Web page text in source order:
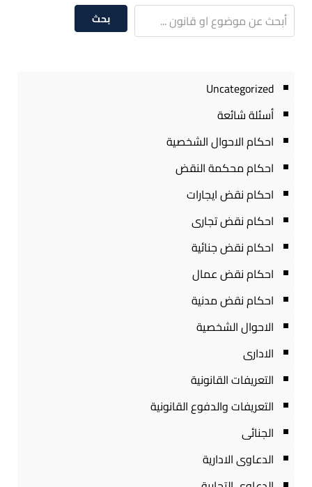
بحث
Uncategorized
أسئلة شائعة
احكام الاحوال الشخصية
احكام محكمة النقض
احكام نقض ايجارات
احكام نقض تجارى
احكام نقض جنائية
احكام نقض عمال
احكام نقض مدنية
الاحوال الشخصية
الادارى
التعريفات القانونية
التعريفات والدفوع القانونية
الجنائى
الدعاوى الادارية